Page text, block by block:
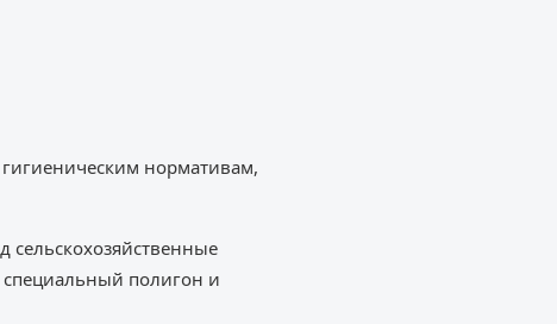
нормативам,
сельскохозяйственные
специальный полигон и